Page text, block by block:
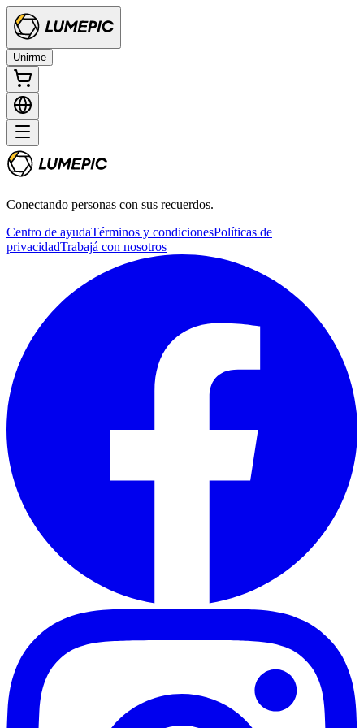
Unirme
Conectando personas con sus recuerdos.
Centro de ayudaTérminos y condicionesPolíticas de
privacidadTrabajá con nosotros